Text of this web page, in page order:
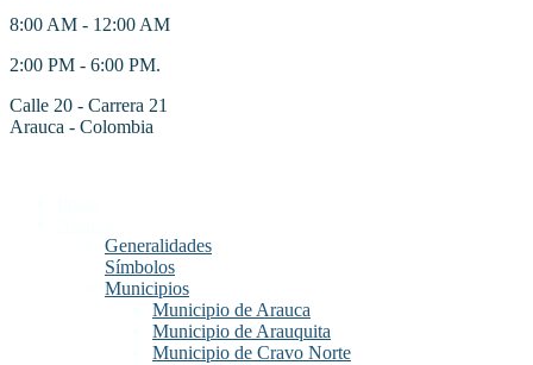
8:00 AM - 12:00 AM
2:00 PM - 6:00 PM.
Calle 20 - Carrera 21
Arauca - Colombia
Generalidades
Símbolos
Municipios
Municipio de Arauca
Municipio de Arauquita
Municipio de Cravo Norte